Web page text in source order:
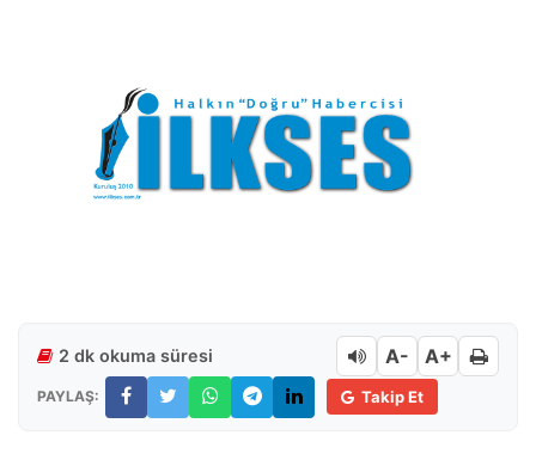
2 dk okuma süresi A- A+
PAYLAŞ: Takip Et